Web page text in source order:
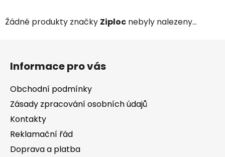
Žádné produkty značky Ziploc nebyly nalezeny...
Informace pro vás
Obchodní podmínky
Zásady zpracování osobních údajů
Kontakty
Reklamační řád
Doprava a platba